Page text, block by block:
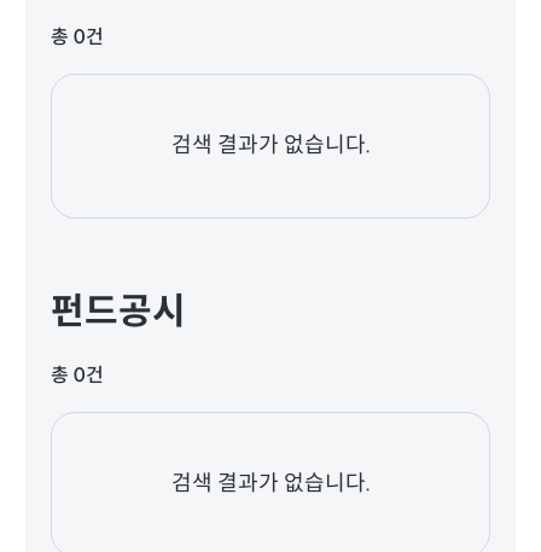
총 0건
검색 결과가 없습니다.
펀드공시
총 0건
검색 결과가 없습니다.